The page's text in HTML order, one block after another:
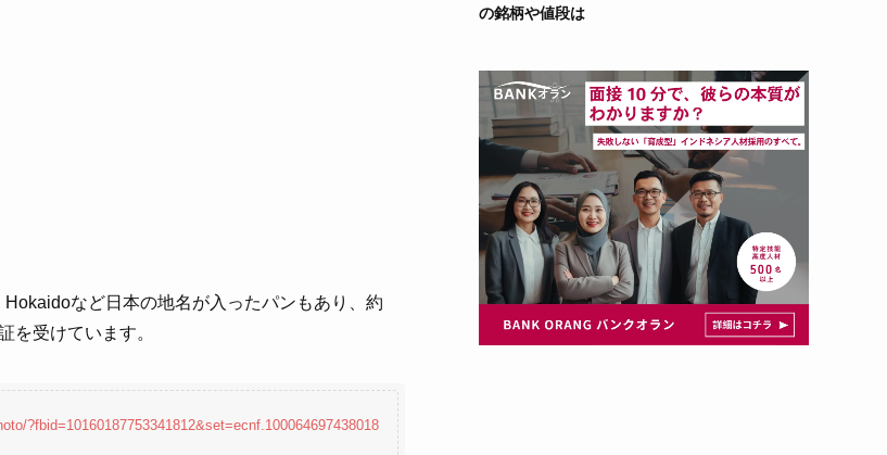
など日本の地名が入ったパンもあり、約
を受けています。
?fbid=10160187753341812&set=ecnf.100064697438018
の銘柄や値段は